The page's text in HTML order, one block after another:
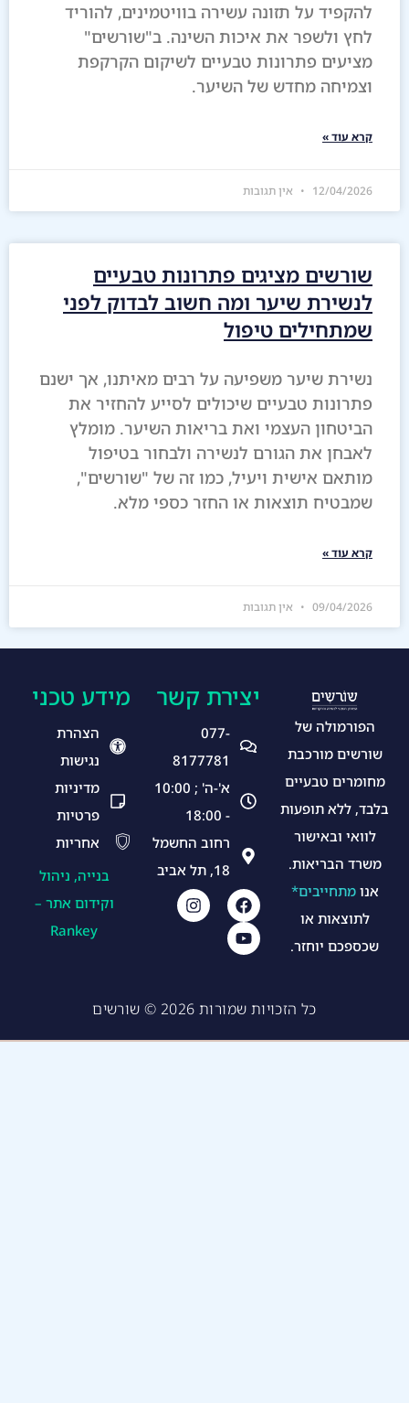
להקפיד על תזונה עשירה בוויטמינים, להוריד
לחץ ולשפר את איכות השינה. ב"שורשים"
מציעים פתרונות טבעיים לשיקום הקרקפת
וצמיחה מחדש של השיער.
קרא עוד »
12/04/2026 אין תגובות
שורשים מציגים פתרונות טבעיים
לנשירת שיער ומה חשוב לבדוק לפני
שמתחילים טיפול
נשירת שיער משפיעה על רבים מאיתנו, אך ישנם
פתרונות טבעיים שיכולים לסייע להחזיר את
הביטחון העצמי ואת בריאות השיער. מומלץ
לאבחן את הגורם לנשירה ולבחור בטיפול
מותאם אישית ויעיל, כמו זה של "שורשים",
שמבטיח תוצאות או החזר כספי מלא.
קרא עוד »
09/04/2026 אין תגובות
הפורמולה של
שורשים מורכבת
מחומרים טבעיים
בלבד, ללא תופעות
לוואי ובאישור
משרד הבריאות.
אנומתחייבים*
לתוצאות או
שכספכם יוחזר.
יצירת קשר
077-
8177781
א'-ה' ; 10:00
- 18:00
רחוב החשמל
18, תל אביב
מידע טכני
הצהרת
נגישות
מדיניות
פרטיות
אחריות
בנייה, ניהול
וקידום אתר –
Rankey
כל הזכויות שמורות 2026 © שורשים